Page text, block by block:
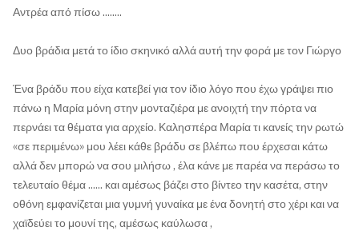
Αντρέα από πίσω ........
Δυο βράδια μετά το ίδιο σκηνικό αλλά αυτή την φορά με τον Γιώργο
Ένα βράδυ που είχα κατεβεί για τον ίδιο λόγο που έχω γράψει πιο
πάνω η Μαρία μόνη στην μονταζιέρα με ανοιχτή την πόρτα να
περνάει τα θέματα για αρχείο. Καλησπέρα Μαρία τι κανείς την ρωτώ
«σε περιμένω» μου λέει κάθε βράδυ σε βλέπω που έρχεσαι κάτω
αλλά δεν μπορώ να σου μιλήσω , έλα κάνε με παρέα να περάσω το
τελευταίο θέμα ...... και αμέσως βάζει στο βίντεο την κασέτα, στην
οθόνη εμφανίζεται μια γυμνή γυναίκα με ένα δονητή στο χέρι και να
χαϊδεύει το μουνί της, αμέσως καύλωσα ,